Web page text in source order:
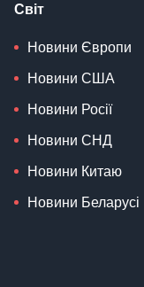
Світ
Новини Європи
Новини США
Новини Росії
Новини СНД
Новини Китаю
Новини Беларусі